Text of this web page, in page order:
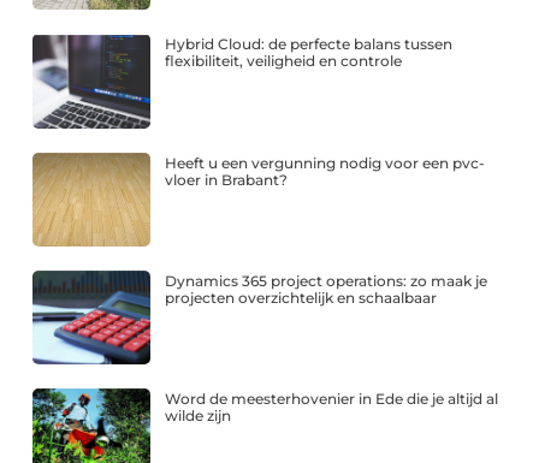
Hybrid Cloud: de perfecte balans tussen
flexibiliteit, veiligheid en controle
Heeft u een vergunning nodig voor een pvc-
vloer in Brabant?
Dynamics 365 project operations: zo maak je
projecten overzichtelijk en schaalbaar
Word de meesterhovenier in Ede die je altijd al
wilde zijn